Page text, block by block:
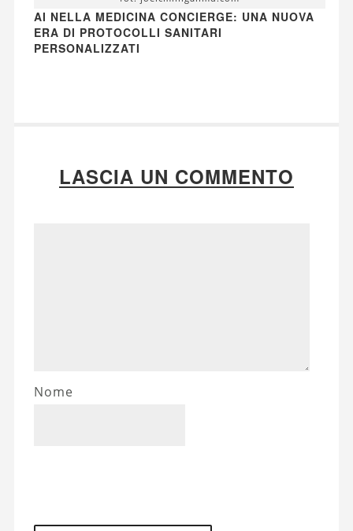
AI NELLA MEDICINA CONCIERGE: UNA NUOVA
ERA DI PROTOCOLLI SANITARI
PERSONALIZZATI
LASCIA UN COMMENTO
Nome